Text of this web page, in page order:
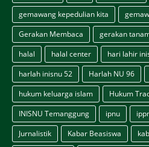
gemawang kepedulian kita
Gerakan Membaca
gerakan
halal
halal center hari lahir
harlah inisnu 52
Harlah NU 96
hukum keluarga islam
Hukum
INISNU Temanggung
ipnu
Jurnalistik
Kabar Beasiswa